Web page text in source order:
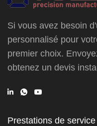
Si vous avez besoin
personnalisé pour
premier choix.
obtenez un devis
Prestations de service